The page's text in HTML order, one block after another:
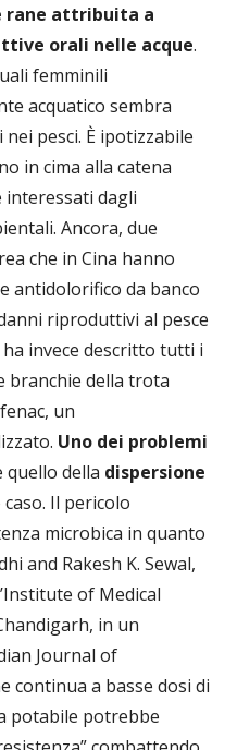
attribuita a
orali nelle acque.
femminili
acquatico sembra
pesci. È ipotizzabile
in cima alla catena
interessati dagli
Ancora, due
che in Cina hanno
antidolorifico da banco
riproduttivi al pesce
invece descritto tutti i
branchie della trota
un
Uno dei problemi
quello della dispersione
Il pericolo
microbica in quanto
and Rakesh K. Sewal,
of Medical
in un
Journal of
continua a basse dosi di
potabile potrebbe